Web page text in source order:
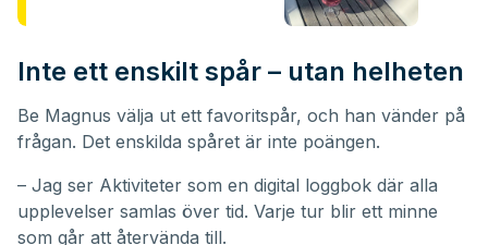
Inte ett enskilt spår – utan helheten
Be Magnus välja ut ett favoritspår, och han vänder på
frågan. Det enskilda spåret är inte poängen.
– Jag ser Aktiviteter som en digital loggbok där alla
upplevelser samlas över tid. Varje tur blir ett minne
som går att återvända till.